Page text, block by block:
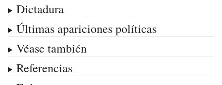
Dictadura
Últimas apariciones políticas
Véase también
Referencias